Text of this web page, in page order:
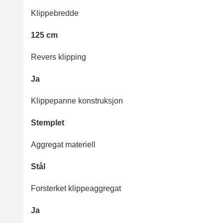
Klippebredde
125 cm
Revers klipping
Ja
Klippepanne konstruksjon
Stemplet
Aggregat materiell
Stål
Forsterket klippeaggregat
Ja